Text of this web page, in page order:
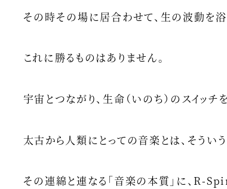
その時その場に居合わせて、生の波動を浴
これに勝るものはありません。
宇宙とつながり、生命（いのち）のスイッチ
太古から人類にとっての音楽とは、そういう
その連綿と連なる「音楽の本質」に、R-